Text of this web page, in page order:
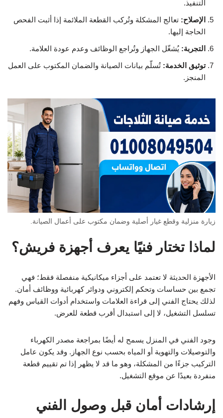
التنفيذ.
الإصلاح: تعالج المشكلة وتُركب القطعة الملائمة إذا أثبت الفحص
الحاجة إليها.
التجربة: يُشغّل الجهاز وتُراجع الوظائف وعدم عودة العلامة.
توثيق الخدمة: تُسلّم بيانات الصيانة والضمان المكتوب على العمل
المنجز.
زيارة منزلية وقطع غيار أصلية وضمان مكتوب على أعمال الصيانة.
لماذا تختار فنيًا يعرف أجهزة فريش؟
الأجهزة الحديثة لا تعتمد على أجزاء ميكانيكية منفصلة فقط؛ فهي
تجمع بين حساسات وتحكم إلكتروني ودوائر كهربائية ووظائف أمان.
لذلك يحتاج الفني إلى قراءة العلامات واستخدام أدوات القياس وفهم
تسلسل التشغيل، لا إلى استبدال أقرب قطعة للعرض.
وجود الفني في المنزل يسمح له أيضًا بمراجعة مصدر الكهرباء
والتوصيلات والتهوية أو المياه بحسب نوع الجهاز. وقد يكون عامل
التركيب جزءًا من المشكلة، وهو ما قد لا يظهر إذا تم تقييم قطعة
منفردة بعيدًا عن موقع التشغيل.
إرشادات أمان قبل وصول الفني